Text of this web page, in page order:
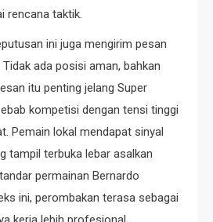
rencana taktik.
ini juga mengirim pesan
ada posisi aman, bahkan
itu penting jelang Super
kompetisi dengan tensi tinggi
Pemain lokal mendapat sinyal
tampil terbuka lebar asalkan
permainan Bernardo
ini, perombakan terasa sebagai